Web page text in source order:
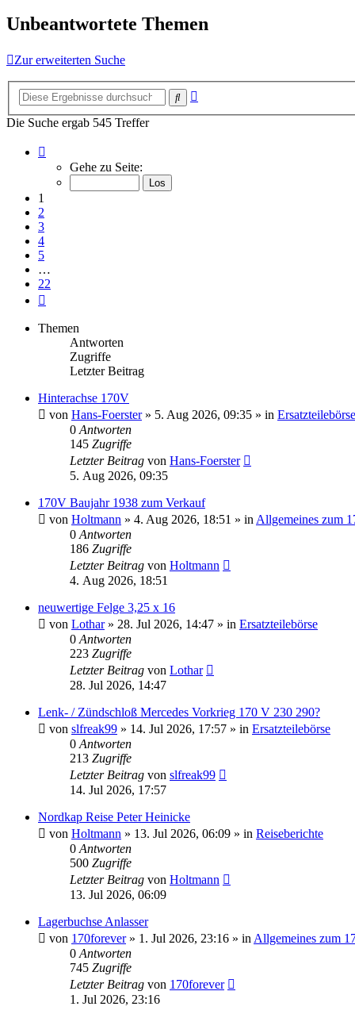
Unbeantwortete Themen
Zur erweiterten Suche
Suche
Die Suche ergab 545 Treffer
von
Gehe zu Seite:
1
2
3
4
5
…
22
Themen
Antworten
Zugriffe
Letzter Beitrag
Hinterachse 170V
von Hans-Foerster» 5. Aug 2026, 09:35 » in Ersatzteilebörse
0 Antworten
145 Zugriffe
Letzter Beitrag von Hans-Foerster
5. Aug 2026, 09:35
170V Baujahr 1938 zum Verkauf
von Holtmann » 4. Aug 2026, 18:51 » in Allgemeines zum
0 Antworten
186 Zugriffe
Letzter Beitrag von Holtmann
4. Aug 2026, 18:51
neuwertige Felge 3,25 x 16
von Lothar» 28. Jul 2026, 14:47 » in Ersatzteilebörse
0 Antworten
223 Zugriffe
Letzter Beitrag von Lothar
28. Jul 2026, 14:47
Lenk- / Zündschloß Mercedes Vorkrieg 170 V 230 290?
von slfreak99 » 14. Jul 2026, 17:57 » in Ersatzteilebörse
0 Antworten
213 Zugriffe
Letzter Beitrag von slfreak99
14. Jul 2026, 17:57
Nordkap Reise Peter Heinicke
von Holtmann » 13. Jul 2026, 06:09 » in Reiseberichte
0 Antworten
500 Zugriffe
Letzter Beitrag von Holtmann
13. Jul 2026, 06:09
Lagerbuchse Anlasser
von 170forever» 1. Jul 2026, 23:16 » in Allgemeines zum
0 Antworten
745 Zugriffe
Letzter Beitrag von 170forever
1. Jul 2026, 23:16